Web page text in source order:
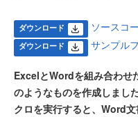
ダウンロード ソースコ
ダウンロード サンプル
ExcelとWordを組み合わせ
のようなものを作成しまし
クロを実行すると、Word